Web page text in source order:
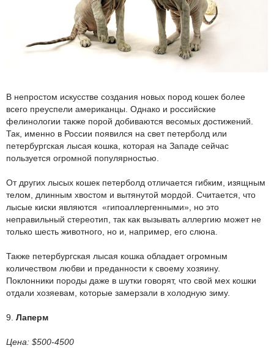
В непростом искусстве создания новых пород кошек более
всего преуспели американцы. Однако и российские
фелинологии также порой добиваются весомых достижений.
Так, именно в России появился на свет петерболд или
петербургская лысая кошка, которая на Западе сейчас
пользуется огромной популярностью.
От других лысых кошек петерболд отличается гибким, изящным
телом, длинным хвостом и вытянутой мордой. Считается, что
лысые киски являются «гипоаллергенными», но это
неправильный стереотип, так как вызывать аллергию может не
только шесть животного, но и, например, его слюна.
Также петербургская лысая кошка обладает огромным
количеством любви и преданности к своему хозяину.
Поклонники породы даже в шутки говорят, что свой мех кошки
отдали хозяевам, которые замерзали в холодную зиму.
9. Лаперм
Цена: $500-4500